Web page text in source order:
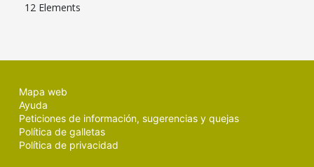
12 Elements
Mapa web
Ayuda
Peticiones de información, sugerencias y quejas
Política de galletas
Política de privacidad